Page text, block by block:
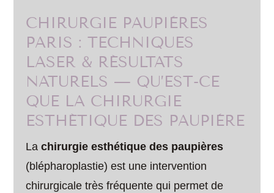
CHIRURGIE PAUPIÈRES
PARIS : TECHNIQUES
LASER & RÉSULTATS
NATURELS — QU’EST-CE
QUE LA CHIRURGIE
ESTHÉTIQUE DES PAUPIÈRE
Lachirurgie esthétique des paupières
(blépharoplastie) est une intervention
chirurgicale très fréquente qui permet de